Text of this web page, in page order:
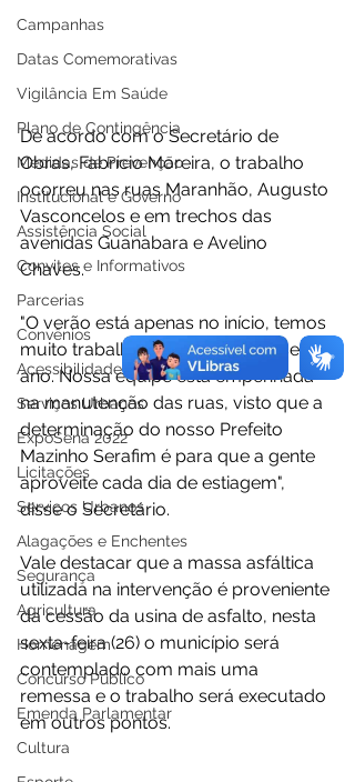
Campanhas
Datas Comemorativas
Vigilância Em Saúde
Plano de Contingência
Medidas de Prevenção
Institucional e Governo
Assistência Social
Convites e Informativos
Parcerias
Convênios
Acessibilidade
Serviços Urbanos
ExpoSena 2022
Licitações
Serviços Urbanos
Alagações e Enchentes
Segurança
Agricultura
Homenagem
Concurso Público
Emenda Parlamentar
Cultura
De acordo com o Secretário de
Obras, Fabrício Moreira, o trabalho
ocorreu nas ruas Maranhão, Augusto
Vasconcelos e em trechos das
avenidas Guanabara e Avelino
Chaves.
"O verão está apenas no início, temos
muito trabalho para realizar nesse
ano. Nossa equipe está empenhada
na manutenção das ruas, visto que a
determinação do nosso Prefeito
Mazinho Serafim é para que a gente
aproveite cada dia de estiagem",
disse o Secretário.
Vale destacar que a massa asfáltica
utilizada na intervenção é proveniente
da cessão da usina de asfalto, nesta
sexta-feira (26) o município será
contemplado com mais uma
remessa e o trabalho será executado
em outros pontos.